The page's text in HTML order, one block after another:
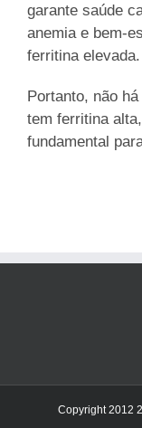
garante saúde
anemia e bem-
ferritina elevada.
Portanto, não
tem ferritina
fundamental
Copyright 2012